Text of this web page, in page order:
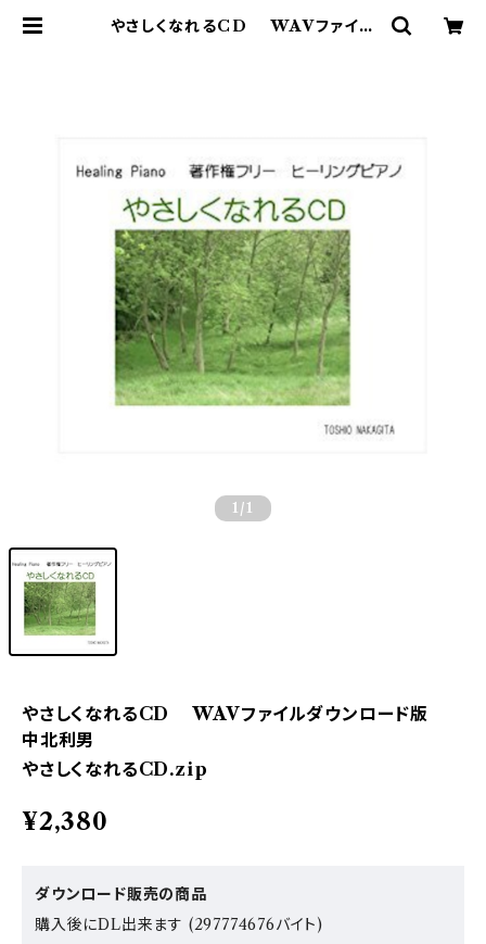
やさしくなれるCD WAVファイル
1 /1
やさしくなれるCD WAVファイルダウンロード版
中北利男
やさしくなれるCD.zip
¥2,380
ダウンロード販売の商品
購入後にDL出来ます (297774676バイト)